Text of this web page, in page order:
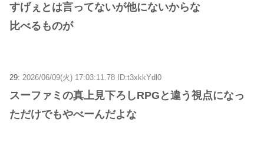
すげぇとは言ってないが他にないからな
比べるものが
29: 2026/06/09(火) 17:03:11.78 ID:t3xkkYdl0
スーファミの真上見下ろしRPGと違う視点になっ
ただけでもやべーんだよな